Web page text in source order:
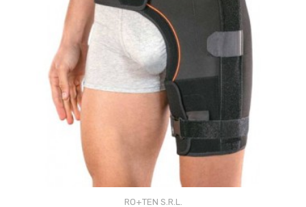
RO+TEN S.R.L.